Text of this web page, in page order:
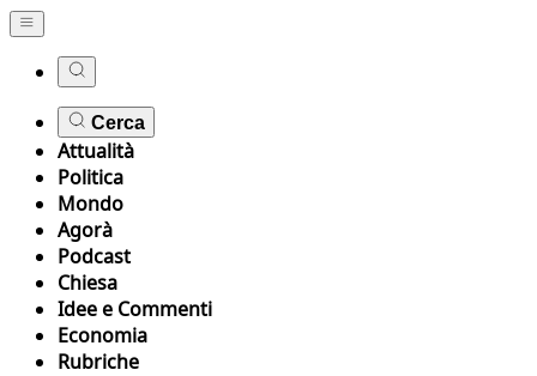
Cerca
Attualità
Politica
Mondo
Agorà
Podcast
Chiesa
Idee e Commenti
Economia
Rubriche